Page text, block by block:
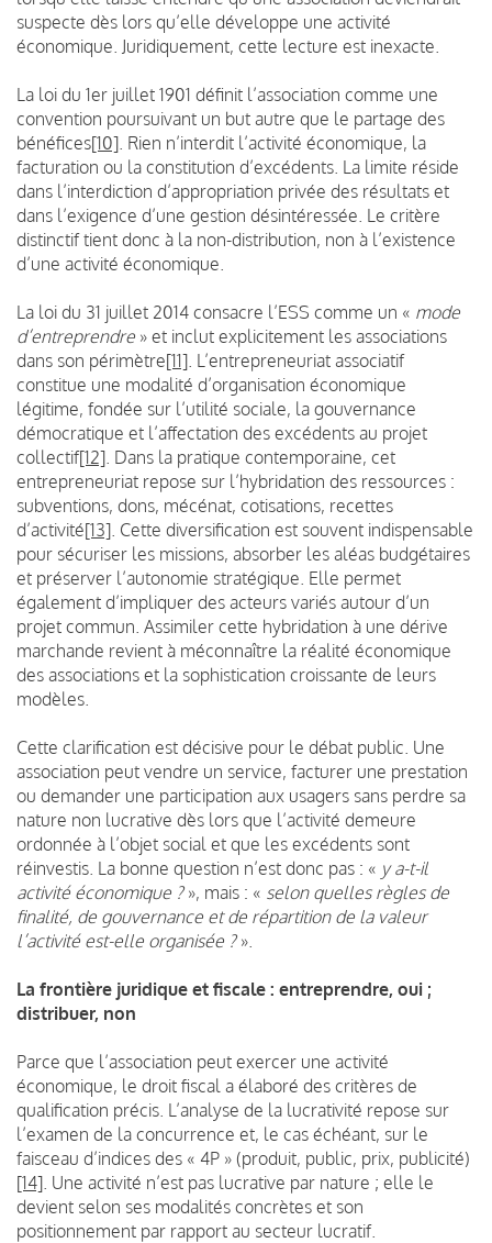
suspecte dès lors qu’elle développe une activité
économique. Juridiquement, cette lecture est inexacte.
La loi du 1er juillet 1901 définit l’association comme une
convention poursuivant un but autre que le partage des
bénéfices[10] . Rien n’interdit l’activité économique, la
facturation ou la constitution d’excédents. La limite réside
dans l’interdiction d’appropriation privée des résultats et
dans l’exigence d’une gestion désintéressée. Le critère
distinctif tient donc à la non-distribution, non à l’existence
d’une activité économique.
La loi du 31 juillet 2014 consacre l’ESS comme un « mode
d’entreprendre » et inclut explicitement les associations
dans son périmètre[11] . L’entrepreneuriat associatif
constitue une modalité d’organisation économique
légitime, fondée sur l’utilité sociale, la gouvernance
démocratique et l’affectation des excédents au projet
collectif[12] . Dans la pratique contemporaine, cet
entrepreneuriat repose sur l’hybridation des ressources :
subventions, dons, mécénat, cotisations, recettes
d’activité[13] . Cette diversification est souvent indispensable
pour sécuriser les missions, absorber les aléas budgétaires
et préserver l’autonomie stratégique. Elle permet
également d’impliquer des acteurs variés autour d’un
projet commun. Assimiler cette hybridation à une dérive
marchande revient à méconnaître la réalité économique
des associations et la sophistication croissante de leurs
modèles.
Cette clarification est décisive pour le débat public. Une
association peut vendre un service, facturer une prestation
ou demander une participation aux usagers sans perdre sa
nature non lucrative dès lors que l’activité demeure
ordonnée à l’objet social et que les excédents sont
réinvestis. La bonne question n’est donc pas : « y a-t-il
activité économique ?», mais : « selon quelles règles de
finalité, de gouvernance et de répartition de la valeur
l’activité est-elle organisée ?».
La frontière juridique et fiscale : entreprendre, oui ;
distribuer, non
Parce que l’association peut exercer une activité
économique, le droit fiscal a élaboré des critères de
qualification précis. L’analyse de la lucrativité repose sur
l’examen de la concurrence et, le cas échéant, sur le
faisceau d’indices des « 4P » (produit, public, prix, publicité)
[14] . Une activité n’est pas lucrative par nature ; elle le
devient selon ses modalités concrètes et son
positionnement par rapport au secteur lucratif.